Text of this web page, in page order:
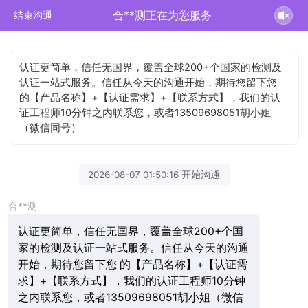
结束沟通 合**测正在为您服务
认证更简单，信任无国界，覆盖全球200+个国家的检测及
认证一站式服务。信任从今天的沟通开始，期待您留下您
的【产品名称】+【认证需求】+【联系方式】，我们的认
证工程师10分钟之内联系您，或者13509698051胡小姐
（微信同号）
2026-08-07 01:50:16 开始沟通
合**测
认证更简单，信任无国界，覆盖全球200+个国
家的检测及认证一站式服务。信任从今天的沟通
开始，期待您留下您 的【产品名称】+【认证需
求】+【联系方式】，我们的认证工程师10分钟
之内联系您，或者13509698051胡小姐（微信